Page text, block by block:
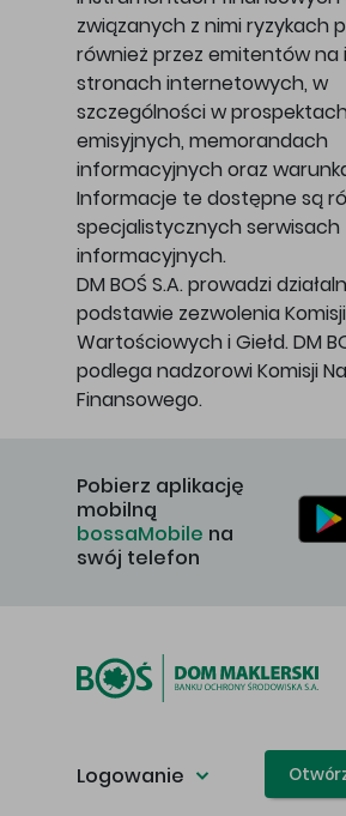
związanych z nimi ryzykach
również przez emitentów na
stronach internetowych, w
szczególności w prospektach
emisyjnych, memorandach
informacyjnych oraz
Informacje te dostępne są
specjalistycznych serwisach
informacyjnych.
DM BOŚ S.A. prowadzi
podstawie zezwolenia
Wartościowych i Giełd. DM
podlega nadzorowi Komisji
Finansowego.
Pobierz aplikację
mobilną
bossaMobile na
swój telefon
Logowanie